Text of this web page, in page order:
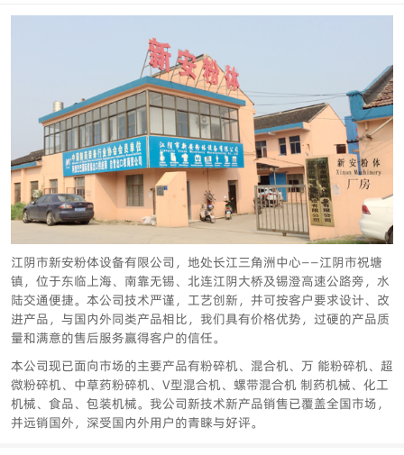
江阴市新安粉体设备有限公司，地处长江三角洲中心——江阴市祝塘
镇，位于东临上海、南靠无锡、北连江阴大桥及锡澄高速公路旁，水
陆交通便捷。本公司技术严谨，工艺创新，并可按客户要求设计、改
进产品，与国内外同类产品相比，我们具有价格优势，过硬的产品质
量和满意的售后服务赢得客户的信任。
本公司现已面向市场的主要产品有粉碎机、混合机、万 能粉碎机、超
微粉碎机、中草药粉碎机、V型混合机、螺带混合机 制药机械、化工
机械、食品、包装机械。我公司新技术新产品销售已覆盖全国市场，
并远销国外，深受国内外用户的青睐与好评。